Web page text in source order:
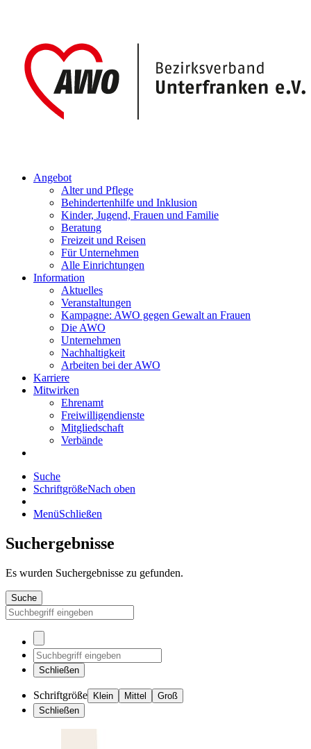
Angebot
Alter und Pflege
Behindertenhilfe und Inklusion
Kinder, Jugend, Frauen und Familie
Beratung
Freizeit und Reisen
Für Unternehmen
Alle Einrichtungen
Information
Aktuelles
Veranstaltungen
Kampagne: AWO gegen Gewalt an Frauen
Die AWO
Unternehmen
Nachhaltigkeit
Arbeiten bei der AWO
Karriere
Mitwirken
Ehrenamt
Freiwilligendienste
Mitgliedschaft
Verbände
Suche
SchriftgrößeNach oben
MenüSchließen
Suchergebnisse
Es wurden Suchergebnisse zu gefunden.
Suche
Schließen
Schriftgröße Klein Mittel
Groß
Schließen